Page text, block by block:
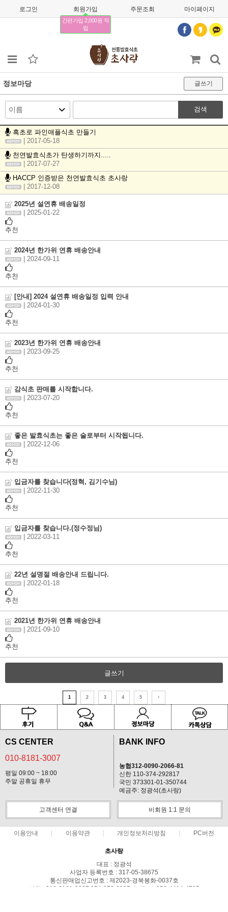
로그인 회원가입
간편가입 2,000원 적
립
주문조회 마이페이지
정보마당 글쓰기
검색
흑초로 파인애플식초 만들기
| 2017-05-18
천연발효식초가 탄생하기까지.....
| 2017-07-27
HACCP 인증받은 천연발효식초 초사랑
| 2017-12-08
2025년 설연휴 배송일정
| 2025-01-22
추천
2024년 한가위 연휴 배송안내
| 2024-09-11
추천
[안내] 2024 설연휴 배송일정 입력 안내
| 2024-01-30
추천
2023년 한가위 연휴 배송안내
| 2023-09-25
추천
감식초 판매를 시작합니다.
| 2023-07-20
추천
좋은 발효식초는 좋은 술로부터 시작됩니다.
| 2022-12-06
추천
입금자를 찾습니다(정혁, 김기수님)
| 2022-11-30
추천
입금자를 찾습니다.(정수정님)
| 2022-03-11
추천
22년 설명절 배송안내 드립니다.
| 2022-01-18
추천
2021년 한가위 연휴 배송안내
| 2021-09-10
추천
글쓰기
1 2 3 4 5
CS CENTER
010-8181-3007
평일 09:00 ~ 18:00
주말 공휴일 휴무
BANK INFO
농협312-0090-2066-81
신한 110-374-292817
국민 373301-01-350744
예금주: 정광석(초사랑)
고객센터 연결 비회원 1:1 문의
이용안내 이용약관 개인정보처리방침 PC버전
초사랑
대표 : 정광석
사업자 등록번호 : 317-05-38675
통신판매업신고번호 : 제2023-경북봉화-0037호
전화 : 010-8181-3007,054-672-2007 ㅣ 팩스 : 050-4414-4735